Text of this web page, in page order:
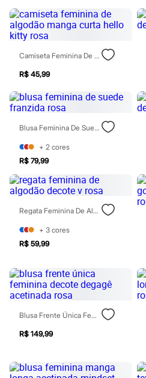
Moda praia
Personagens
Plus size
Blusas e Camisetas
Calças
Camisas
Casacos e Jaquetas
Moda esportiva
Shorts e Bermudas
Todos os produtos
Infantil
Arrumadinho para os meninos
Romântico para as meninas
Novidades
Roupas menina
1 a 5 anos
4 a 12 anos
10 a 16 anos
Roupas menino
1 a 5 anos
4 a 12 anos
10 a 16 anos
Acessórios
Recém-nascido
Bolsas e Mochilas
Chapéus
Chinelos
Pantufas
Camiseta Feminina De Algodão Manga Curta Hello Kitty Rosa
R$ 45,99
Blusa Feminina De Suede Franzida Rosa
+ 2 cores
R$ 79,99
Regata Feminina De Algodão Decote V Rosa
+ 3 cores
R$ 59,99
Blusa Frente Única Feminina Decote Degagê Acetinada Rosa
R$ 149,99